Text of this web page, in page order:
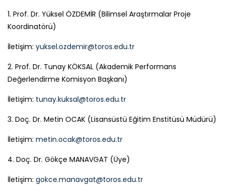
1. Prof. Dr. Yüksel ÖZDEMİR (Bilimsel Araştırmalar Proje
Koordinatörü)
İletişim: yuksel.ozdemir@toros.edu.tr
2. Prof. Dr. Tunay KÖKSAL (Akademik Performans
Değerlendirme Komisyon Başkanı)
İletişim: tunay.kuksal@toros.edu.tr
3. Doç. Dr. Metin OCAK (Lisansüstü Eğitim Enstitüsü Müdürü)
İletişim: metin.ocak@toros.edu.tr
4. Doç. Dr. Gökçe MANAVGAT (Üye)
İletişim: gokce.manavgat@toros.edu.tr